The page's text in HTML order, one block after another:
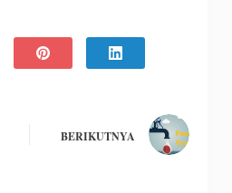
BERIKUTNYA